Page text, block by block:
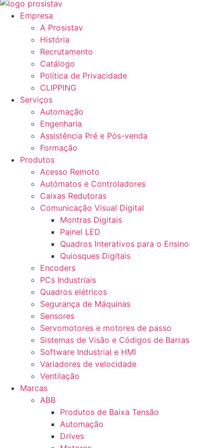
Empresa
A Prosistav
História
Recrutamento
Catálogo
Política de Privacidade
CLIPPING
Serviços
Automação
Engenharia
Assistência Pré e Pós-venda
Formação
Produtos
Acesso Remoto
Autómatos e Controladores
Caixas Redutoras
Comunicação Visual Digital
Montras Digitais
Painel LED
Quadros Interativos para o Ensino
Quiosques Digitais
Encoders
PCs Industriais
Quadros elétricos
Segurança de Máquinas
Sensores
Servomotores e motores de passo
Sistemas de Visão e Códigos de Barras
Software Industrial e HMI
Variadores de velocidade
Ventilação
Marcas
ABB
Produtos de Baixa Tensão
Automação
Drives